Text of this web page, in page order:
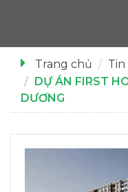
Trang chủ
DỰ ÁN FIRST
DƯƠNG